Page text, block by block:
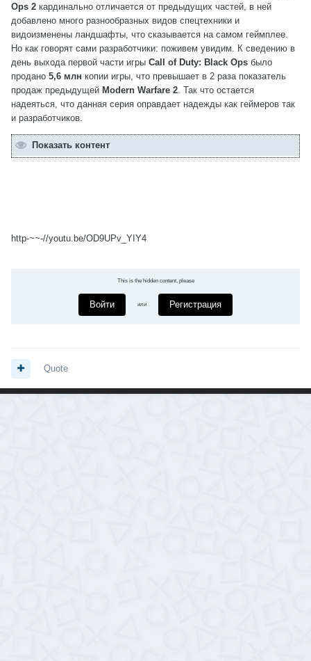
Ops 2 кардинально отличается от предыдущих частей, в ней
добавлено много разнообразных видов спецтехники и
видоизменены ландшафты, что сказывается на самом геймплее.
Но как говорят сами разработчики: поживем увидим. К сведению в
день выхода первой части игры Call of Duty: Black Ops было
продано 5,6 млн копии игры, что превышает в 2 раза показатель
продаж предыдущей Modern Warfare 2 . Так что остается
надеяться, что данная серия оправдает надежды как геймеров так
и разработчиков.
Показать контент
http-~~-//youtu.be/OD9UPv_YIY4
This is the hidden content, please
Войти или Регистрация
Quote